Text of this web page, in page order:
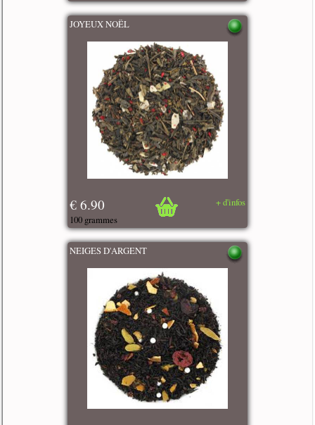
JOYEUX NOËL
€ 6.90
100 grammes
+ d'infos
NEIGES D'ARGENT